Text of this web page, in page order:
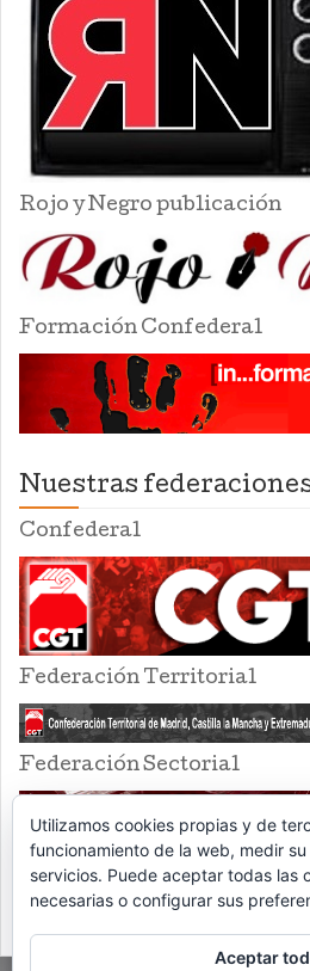
Rojo y Negro publicación
Formación Confederal
Nuestras
Confederal
Federación Territorial
Federación Sectorial
Utilizamos cookies propias y de
funcionamiento de la web, medir
servicios. Puede aceptar todas las
necesarias o configurar sus
Aceptar